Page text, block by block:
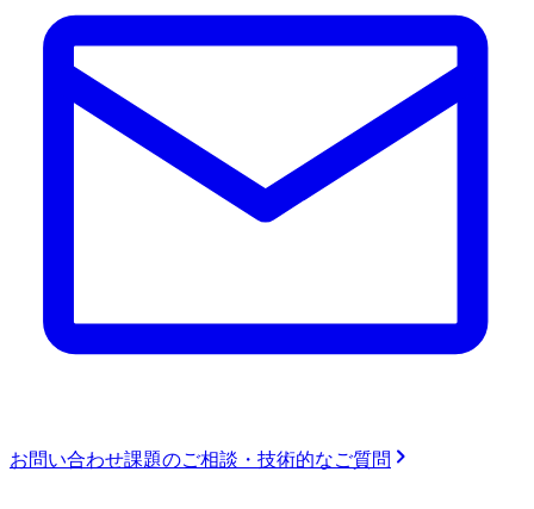
お問い合わせ課題のご相談・技術的なご質問